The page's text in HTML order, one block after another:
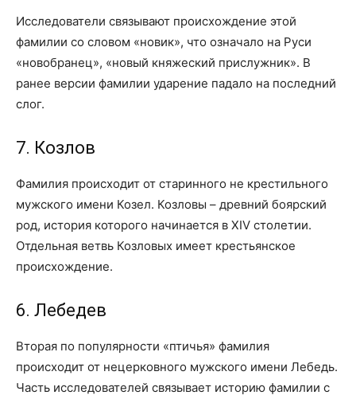
Исследователи связывают происхождение этой
фамилии со словом «новик», что означало на Руси
«новобранец», «новый княжеский прислужник». В
ранее версии фамилии ударение падало на последний
слог.
7. Козлов
Фамилия происходит от старинного не крестильного
мужского имени Козел. Козловы – древний боярский
род, история которого начинается в XIV столетии.
Отдельная ветвь Козловых имеет крестьянское
происхождение.
6. Лебедев
Вторая по популярности «птичья» фамилия
происходит от нецерковного мужского имени Лебедь.
Часть исследователей связывает историю фамилии с